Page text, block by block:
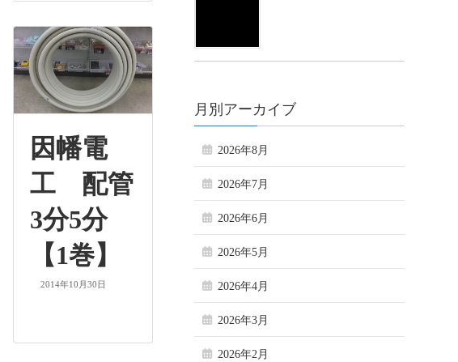
因幡電
工 配管
3分5分
【1巻】
2014年10月30日
月別アーカイブ
2026年8月
2026年7月
2026年6月
2026年5月
2026年4月
2026年3月
2026年2月